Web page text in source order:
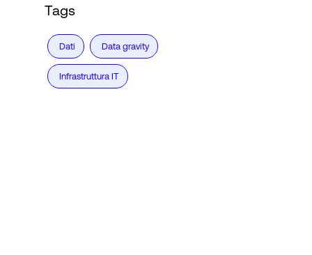
Tags
Dati Data gravity
Infrastruttura IT